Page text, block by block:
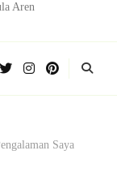
Aren
Saya